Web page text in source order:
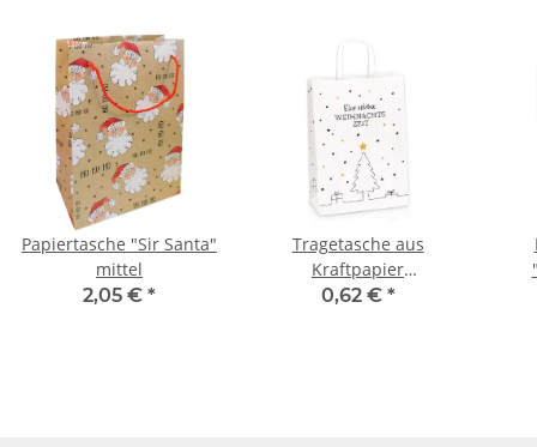
Papiertasche "Sir Santa"
mittel
2,05 € *
Tragetasche aus
Kraftpapier
"Weihnachtszeit" mittel
0,62 € *